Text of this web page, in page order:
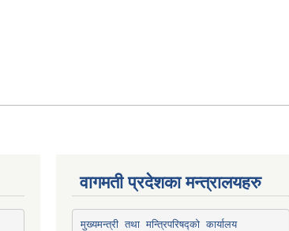
वागमती प्रदेशका मन्त्रालयहरु
मुख्यमन्त्री तथा मन्त्रिपरिषद्को कार्यालय